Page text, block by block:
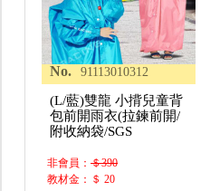
No. 91113010312
(L/藍)雙龍 小揹兒童背
包前開雨衣(拉鍊前開/
附收納袋/SGS
非會員：＄390
教材金：＄ 20